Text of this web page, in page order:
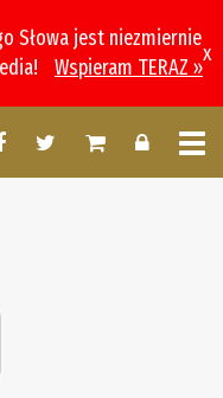
Słowa jest niezmiernie
Wspieram TERAZ »
x